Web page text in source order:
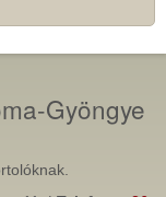
Gyöngye